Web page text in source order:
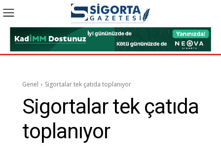
Genel Sigortalar tek çatıda toplanıyor
Sigortalar tek çatıda
toplanıyor